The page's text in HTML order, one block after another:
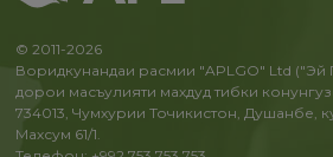
© 2011-2026
Воридкунандаи расмии "APLGO" Ltd ("Эй
дорои масъулияти махдуд тибки
734013, Чумхурии Точикистон, Душанбе,
Махсум 61/1.